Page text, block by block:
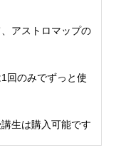
アストロマップの
回のみでずっと使
生は購入可能です